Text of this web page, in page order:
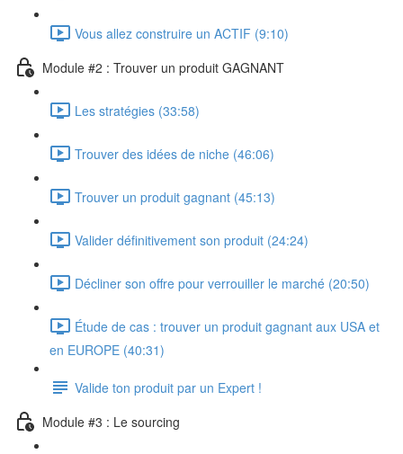
Vous allez construire un ACTIF (9:10)
Module #2 : Trouver un produit GAGNANT
Les stratégies (33:58)
Trouver des idées de niche (46:06)
Trouver un produit gagnant (45:13)
Valider définitivement son produit (24:24)
Décliner son offre pour verrouiller le marché (20:50)
Étude de cas : trouver un produit gagnant aux USA et
en EUROPE (40:31)
Valide ton produit par un Expert !
Module #3 : Le sourcing